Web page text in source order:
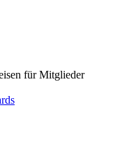
für Mitglieder